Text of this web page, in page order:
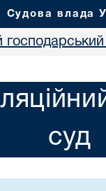
Судова влада
суд